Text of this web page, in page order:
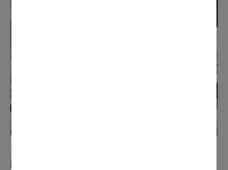
« La préparation du char de l'association représente 3
jours de travail par six bénévoles. Les hommes ont